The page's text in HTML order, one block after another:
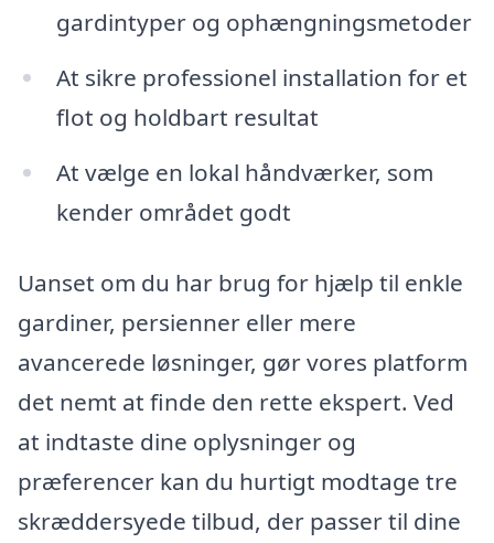
gardintyper og ophængningsmetoder
At sikre professionel installation for et
flot og holdbart resultat
At vælge en lokal håndværker, som
kender området godt
Uanset om du har brug for hjælp til enkle
gardiner, persienner eller mere
avancerede løsninger, gør vores platform
det nemt at finde den rette ekspert. Ved
at indtaste dine oplysninger og
præferencer kan du hurtigt modtage tre
skræddersyede tilbud, der passer til dine